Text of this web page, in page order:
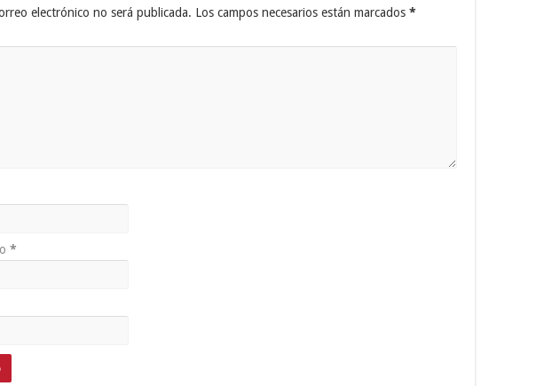
electrónico no será publicada. Los campos necesarios están marcados *
*